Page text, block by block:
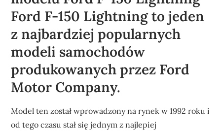
Ford F-150 Lightning to jeden
z najbardziej popularnych
modeli samochodów
produkowanych przez Ford
Motor Company.
Model ten został wprowadzony na rynek w 1992 roku i
od tego czasu stał się jednym z najlepiej